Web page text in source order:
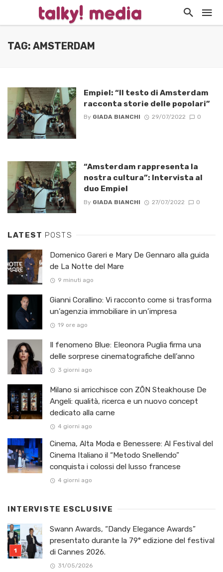
TAG: AMSTERDAM
Empiel: “Il testo di Amsterdam
racconta storie delle popolari”
By GIADA BIANCHI 29/07/2022 0
“Amsterdam rappresenta la
nostra cultura”: Intervista al
duo Empiel
By GIADA BIANCHI 27/07/2022 0
LATEST POSTS
Domenico Gareri e Mary De Gennaro alla guida
de La Notte del Mare
9 minuti ago
Gianni Corallino: Vi racconto come si trasforma
un’agenzia immobiliare in un’impresa
19 ore ago
Il fenomeno Blue: Eleonora Puglia firma una
delle sorprese cinematografiche dell’anno
3 giorni ago
Milano si arricchisce con ZŌN Steakhouse De
Angeli: qualità, ricerca e un nuovo concept
dedicato alla carne
4 giorni ago
Cinema, Alta Moda e Benessere: Al Festival del
Cinema Italiano il “Metodo Snellendo”
conquista i colossi del lusso francese
4 giorni ago
INTERVISTE ESCLUSIVE
Swann Awards, “Dandy Elegance Awards”
presentato durante la 79° edizione del festival
di Cannes 2026.
31/05/2026